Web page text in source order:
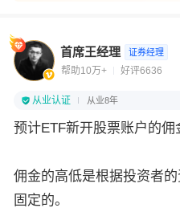
首席王经理 证券经理
帮助10万+ 好评6636
从业认证 从业8年
预计ETF新开股票账户的佣
佣金的高低是根据投资者
固定的。